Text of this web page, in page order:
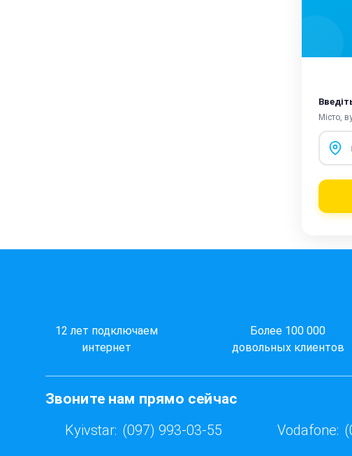
Місто,
12 лет подключаем
интернет
Более 100 000
довольных клиентов
Звоните нам прямо сейчас
Kyivstar: (097) 993-03-55 Vodafone: